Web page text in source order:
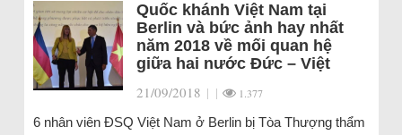
Quốc khánh Việt Nam tại
Berlin và bức ảnh hay nhất
năm 2018 về mối quan hệ
giữa hai nước Đức – Việt
21/09/2018 | | 1.377
6 nhân viên ĐSQ Việt Nam ở Berlin bị Tòa Thượng thẩm